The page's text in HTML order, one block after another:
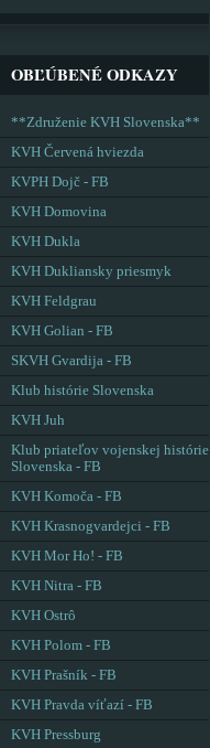
OBĽÚBENÉ ODKAZY
**Združenie KVH Slovenska**
KVH Červená hviezda
KVPH Dojč - FB
KVH Domovina
KVH Dukla
KVH Dukliansky priesmyk
KVH Feldgrau
KVH Golian - FB
SKVH Gvardija - FB
Klub histórie Slovenska
KVH Juh
Klub priateľov vojenskej histórie
Slovenska - FB
KVH Komoča - FB
KVH Krasnogvardejci - FB
KVH Mor Ho! - FB
KVH Nitra - FB
KVH Ostrô
KVH Polom - FB
KVH Prašník - FB
KVH Pravda víťazí - FB
KVH Pressburg